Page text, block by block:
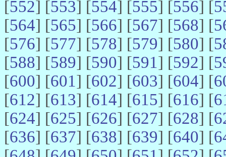
[552] [553] [554] [555] [556] [
[564] [565] [566] [567] [568] [
[576] [577] [578] [579] [580] [
[588] [589] [590] [591] [592] [
[600] [601] [602] [603] [604] [
[612] [613] [614] [615] [616] [
[624] [625] [626] [627] [628] [
[636] [637] [638] [639] [640] [